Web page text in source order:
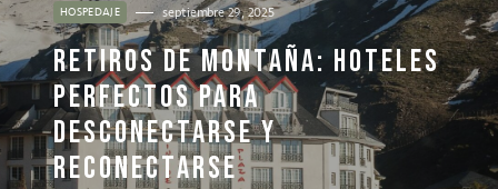
HOSPEDAJE septiembre 29, 2025
RETIROS DE MONTAÑA: HOTELES
PERFECTOS PARA
DESCONECTARSE Y
RECONECTARSE